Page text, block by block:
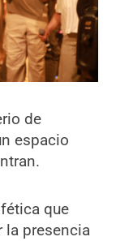
de
espacio
que
la presencia